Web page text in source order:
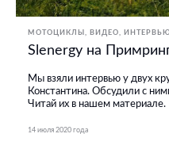
МОТОЦИКЛЫ ВИДЕО
Slenergy на
Мы взяли интервью у двух
Константина. Обсудили с
Читай их в нашем материале.
14 июля 2020 года